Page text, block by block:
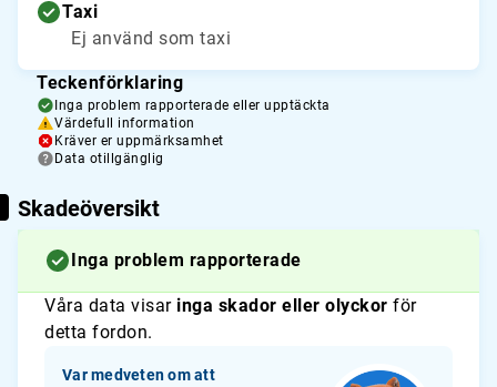
Taxi
Ej använd som taxi
Teckenförklaring
Inga problem rapporterade eller upptäckta
Värdefull information
Kräver er uppmärksamhet
Data otillgänglig
Skadeöversikt
Inga problem rapporterade
Våra data visar inga skador eller olyckor för
detta fordon.
Var medveten om att